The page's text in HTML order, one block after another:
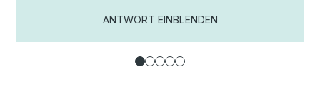
ANTWORT EINBLENDEN